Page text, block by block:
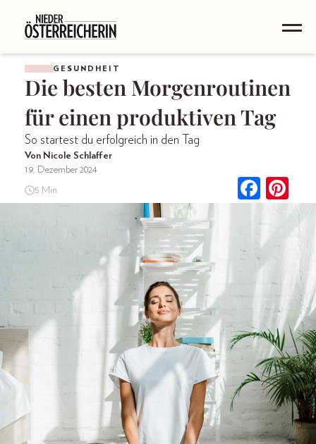
GESUNDHEIT
Die besten Morgenroutinen
für einen produktiven Tag
So startest du erfolgreich in den Tag
Von Nicole Schlaffer
19. Dezember 2024
5 Min.